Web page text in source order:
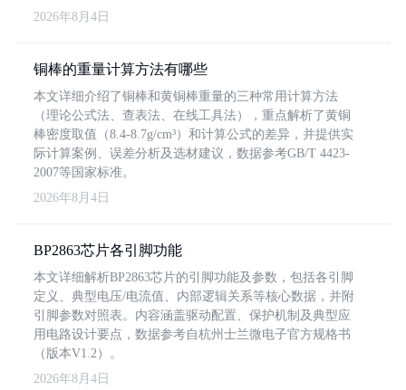
2026年8月4日
铜棒的重量计算方法有哪些
本文详细介绍了铜棒和黄铜棒重量的三种常用计算方法
（理论公式法、查表法、在线工具法），重点解析了黄铜
棒密度取值（8.4-8.7g/cm³）和计算公式的差异，并提供实
际计算案例、误差分析及选材建议，数据参考GB/T 4423-
2007等国家标准。
2026年8月4日
BP2863芯片各引脚功能
本文详细解析BP2863芯片的引脚功能及参数，包括各引脚
定义、典型电压/电流值、内部逻辑关系等核心数据，并附
引脚参数对照表。内容涵盖驱动配置、保护机制及典型应
用电路设计要点，数据参考自杭州士兰微电子官方规格书
（版本V1.2）。
2026年8月4日